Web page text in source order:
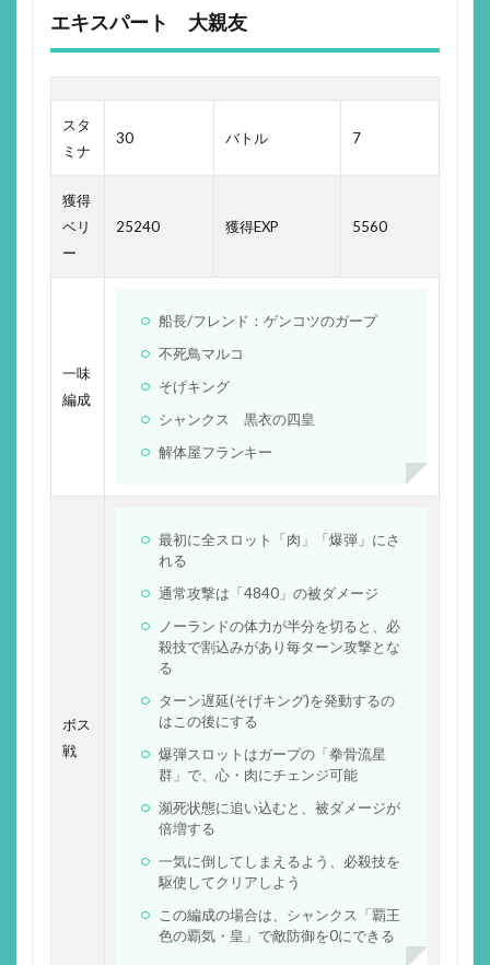
エキスパート 大親友
スタ
ミナ
30 バトル 7
獲得
ベリ
ー
25240 獲得EXP 5560
一味
編成
船長/フレンド：ゲンコツのガープ
不死鳥マルコ
そげキング
シャンクス 黒衣の四皇
解体屋フランキー
ボス
戦
最初に全スロット「肉」「爆弾」にさ
れる
通常攻撃は「4840」の被ダメージ
ノーランドの体力が半分を切ると、必
殺技で割込みがあり毎ターン攻撃とな
る
ターン遅延(そげキング)を発動するの
はこの後にする
爆弾スロットはガープの「拳骨流星
群」で、心・肉にチェンジ可能
瀕死状態に追い込むと、被ダメージが
倍増する
一気に倒してしまえるよう、必殺技を
駆使してクリアしよう
この編成の場合は、シャンクス「覇王
色の覇気・皇」で敵防御を0にできる